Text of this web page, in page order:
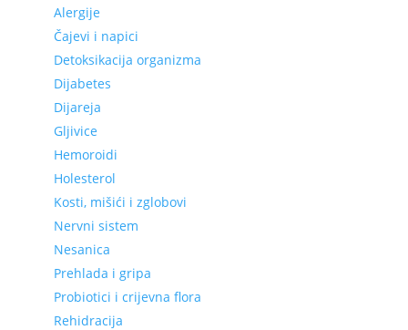
Alergije
Čajevi i napici
Detoksikacija organizma
Dijabetes
Dijareja
Gljivice
Hemoroidi
Holesterol
Kosti, mišići i zglobovi
Nervni sistem
Nesanica
Prehlada i gripa
Probiotici i crijevna flora
Rehidracija